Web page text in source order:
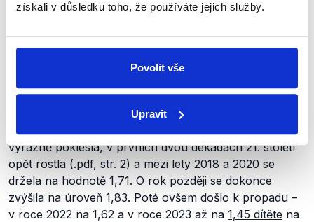
získali v důsledku toho, že používáte jejich služby.
Povolit vše
Upravit
klesne pod 2,1, počet obyvatel se dlouhodobě snižuje,
právě termíny úhrnná plodnost a porodnost.
Porodnost totiž podle nejnovějších údajů ČSÚ v roce
o zcela jiný údaj, než o jakém mluví ministr Jurečka.
Plodnost v 90. letech minulého století podle dat ČSÚ
výrazně poklesla, v prvních dvou dekádách 21. století
opět rostla (.pdf, str. 2) a mezi lety 2018 a 2020 se
držela na hodnotě 1,71. O rok později se dokonce
zvýšila na úroveň 1,83. Poté ovšem došlo k propadu –
v roce 2022 na 1,62 a v roce 2023 až na 1,45 dítěte na